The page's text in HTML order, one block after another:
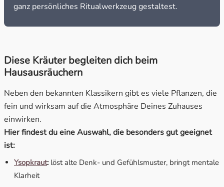
ganz persönliches Ritualwerkzeug gestaltest.
Diese Kräuter begleiten dich beim
Hausausräuchern
Neben den bekannten Klassikern gibt es viele Pflanzen, die
fein und wirksam auf die Atmosphäre Deines Zuhauses
einwirken.
Hier findest du eine Auswahl, die besonders gut geeignet
ist:
Ysopkraut: löst alte Denk- und Gefühlsmuster, bringt mentale
Klarheit